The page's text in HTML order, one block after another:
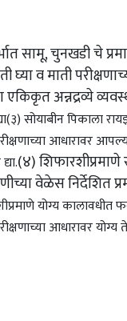
सामू, चुनखडी चे
घ्या व माती
अन्नद्रव्ये
(३) सोयाबीन पिकाला
आधारावर
(४)
वेळेस निर्देशित
योग्य कालावधीत
आधारावर